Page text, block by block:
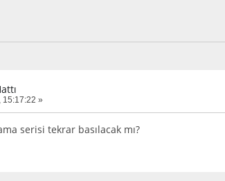
15:17:22 »
serisi tekrar basılacak mı?